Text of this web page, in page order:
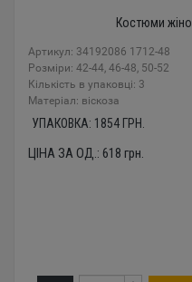
Костюми
Артикул: 34192086 1712-48
Розміри: 42-44, 46-48, 50-52
Кількість в упаковці: 3
Mатеріал: віскоза
УПАКОВКА: 1854 ГРН.
ЦІНА ЗА ОД.: 618 грн.